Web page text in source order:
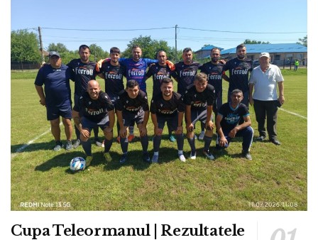
Cupa Teleormanul | Rezultatele